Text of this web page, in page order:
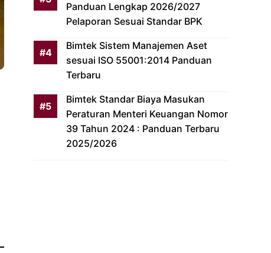
Panduan Lengkap 2026/2027
Pelaporan Sesuai Standar BPK
Bimtek Sistem Manajemen Aset
sesuai ISO 55001:2014 Panduan
Terbaru
Bimtek Standar Biaya Masukan
Peraturan Menteri Keuangan Nomor
39 Tahun 2024 : Panduan Terbaru
2025/2026